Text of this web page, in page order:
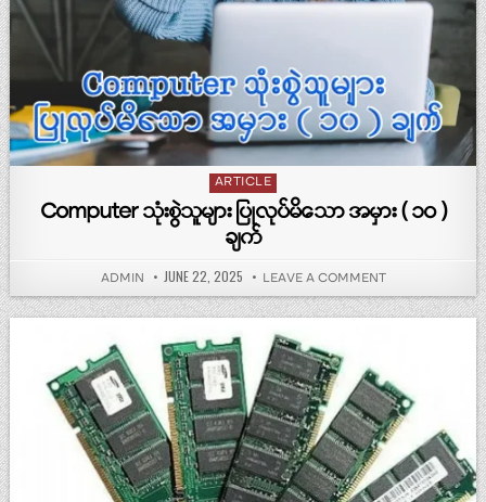
Posted in
ARTICLE
Computer သုံးစွဲသူများ ပြုလုပ်မိသော အမှား ( ၁၀ )
ချက်
AUTHOR:
ADMIN PUBLISHED DATE:
JUNE 22, 2025 LEAVE A COMMENTON